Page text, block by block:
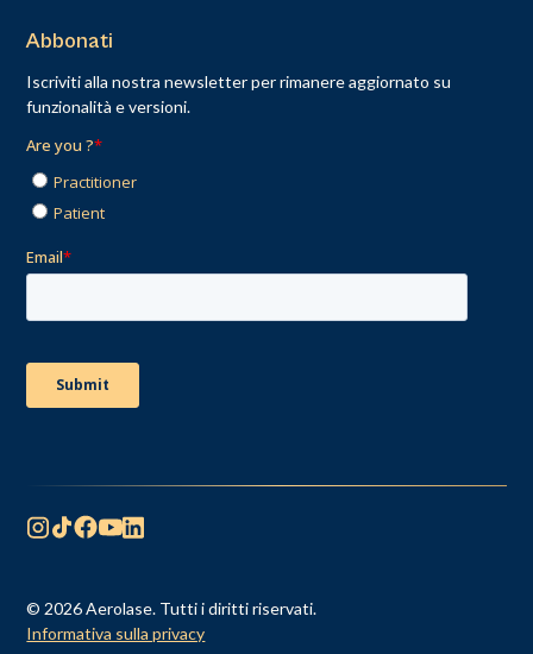
Abbonati
Iscriviti alla nostra newsletter per rimanere aggiornato su
funzionalità e versioni.
© 2026 Aerolase. Tutti i diritti riservati.
Informativa sulla privacy